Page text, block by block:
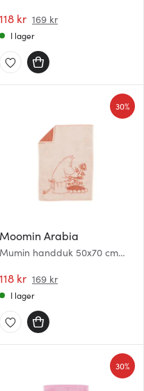
118 kr 169 kr
I lager
Moomin Arabia
Mumin handduk 50x70 cm
118 kr 169 kr
30%
I lager
30%